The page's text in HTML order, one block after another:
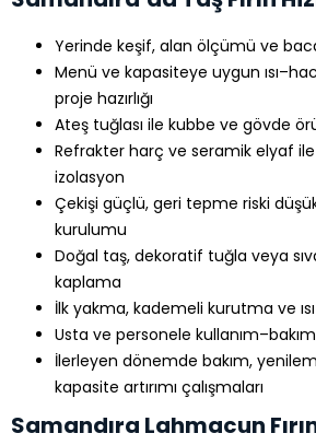
Yerinde keşif, alan ölçümü ve
Menü ve kapasiteye uygun
proje hazırlığı
Ateş tuğlası ile kubbe ve gövde
Refrakter harç ve seramik elyaf
izolasyon
Çekişi güçlü, geri tepme riski
kurulumu
Doğal taş, dekoratif tuğla veya
kaplama
İlk yakma, kademeli kurutma ve
Usta ve personele
İlerleyen dönemde bakım,
kapasite artırımı çalışmaları
Samandıra Lahmacun